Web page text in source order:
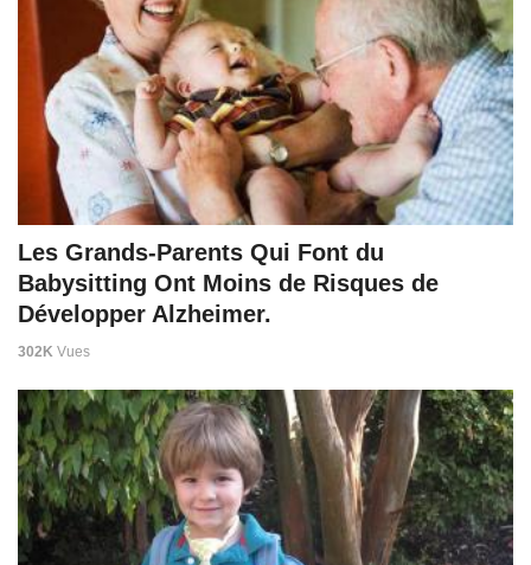
Les Grands-Parents Qui Font du
Babysitting Ont Moins de Risques de
Développer Alzheimer.
302K Vues